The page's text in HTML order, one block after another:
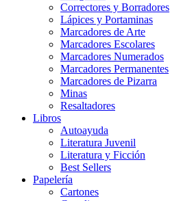
Correctores y Borradores
Lápices y Portaminas
Marcadores de Arte
Marcadores Escolares
Marcadores Numerados
Marcadores Permanentes
Marcadores de Pizarra
Minas
Resaltadores
Libros
Autoayuda
Literatura Juvenil
Literatura y Ficción
Best Sellers
Papelería
Cartones